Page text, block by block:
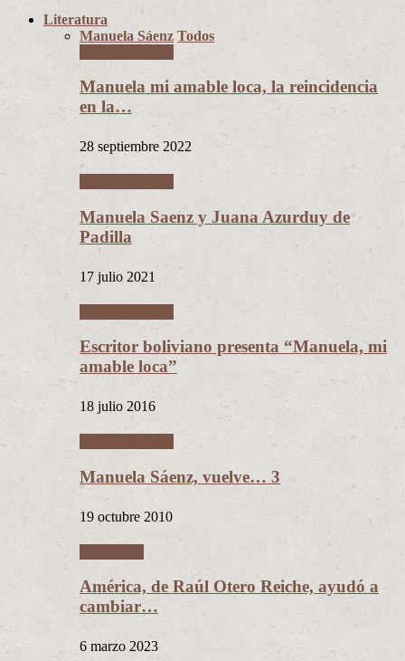
Literatura
Manuela Sáenz Todos
Manuela mi amable loca, la reincidencia
en la…
28 septiembre 2022
Manuela Saenz y Juana Azurduy de
Padilla
17 julio 2021
Escritor boliviano presenta “Manuela, mi
amable loca”
18 julio 2016
Manuela Sáenz, vuelve… 3
19 octubre 2010
América, de Raúl Otero Reiche, ayudó a
cambiar…
6 marzo 2023